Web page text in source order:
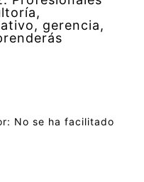
gerencia,
No se ha facilitado